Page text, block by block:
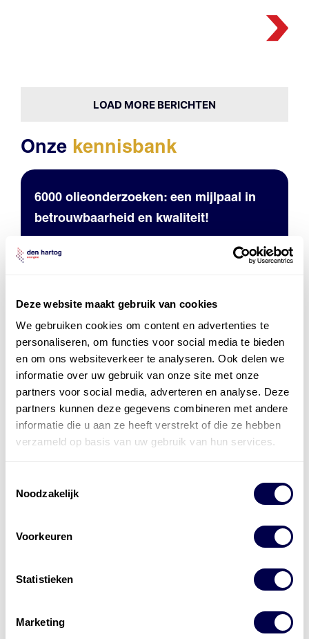
Deze website maakt gebruik van cookies
We gebruiken cookies om content en advertenties te
personaliseren, om functies voor social media te bieden
en om ons websiteverkeer te analyseren. Ook delen we
informatie over uw gebruik van onze site met onze
partners voor social media, adverteren en analyse. Deze
partners kunnen deze gegevens combineren met andere
informatie die u aan ze heeft verstrekt of die ze hebben
verzameld op basis van uw gebruik van hun services.
Noodzakelijk
Voorkeuren
Statistieken
Marketing
LOAD MORE BERICHTEN
Onze kennisbank
6000 olieonderzoeken: een mijlpaal in
betrouwbaarheid en kwaliteit!
Mobil Lubricant Analysis geeft inzicht in
olie en grip op uw machines